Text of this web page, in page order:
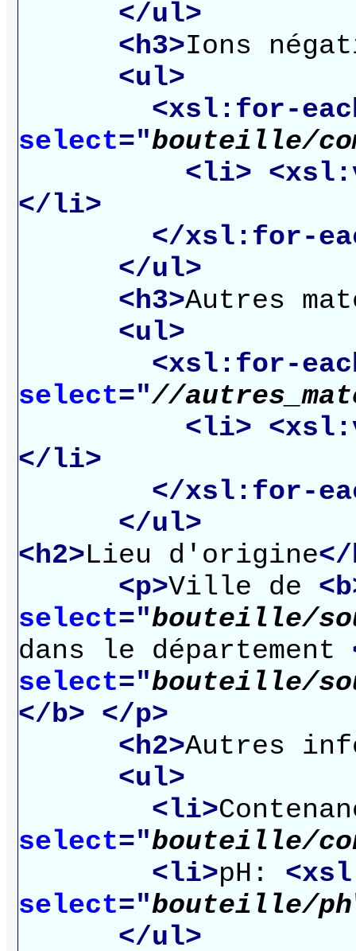
</ul>
<h3>Ions
<ul>
<xsl:for-
select="bouteille/
<li>
</li>
</xsl:for-
</ul>
<h3>Autres
<ul>
<xsl:for-
select="//
<li>
</li>
</xsl:for-
</ul>
<h2>Lieu d'origine</
<p>Ville de
select="bouteille/
dans le département
select="bouteille/
</b> </p>
<h2>Autres
<ul>
<li>
select="bouteille/
<li>pH:
select="bouteille/ph
</ul>